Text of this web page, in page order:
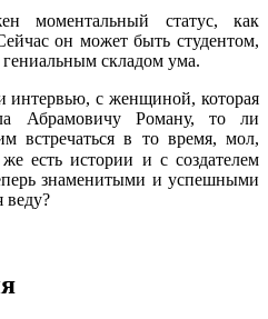
моментальный статус, как
он может быть студентом,
складом ума.
интервью, с женщиной, которая
Абрамовичу Роману, то ли
встречаться в то время, мол,
есть истории и с создателем
знаменитыми и успешными